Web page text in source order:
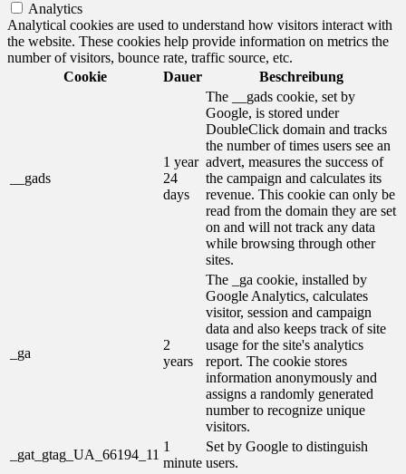
Analytics
Analytical cookies are used to understand how visitors interact with
the website. These cookies help provide information on metrics the
number of visitors, bounce rate, traffic source, etc.
Cookie
Dauer Beschreibung
__gads
1 year
24
days
The __gads cookie, set by
Google, is stored under
DoubleClick domain and tracks
the number of times users see an
advert, measures the success of
the campaign and calculates its
revenue. This cookie can only be
read from the domain they are set
on and will not track any data
while browsing through other
sites.
_ga
2
years
The _ga cookie, installed by
Google Analytics, calculates
visitor, session and campaign
data and also keeps track of site
usage for the site's analytics
report. The cookie stores
information anonymously and
assigns a randomly generated
number to recognize unique
visitors.
_gat_gtag_UA_66194_11
1
minute
Set by Google to distinguish
users.